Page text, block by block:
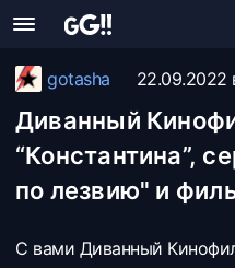
gotasha 22.09.2022
Диванный
“Константина”,
по лезвию" и
С вами Диванный